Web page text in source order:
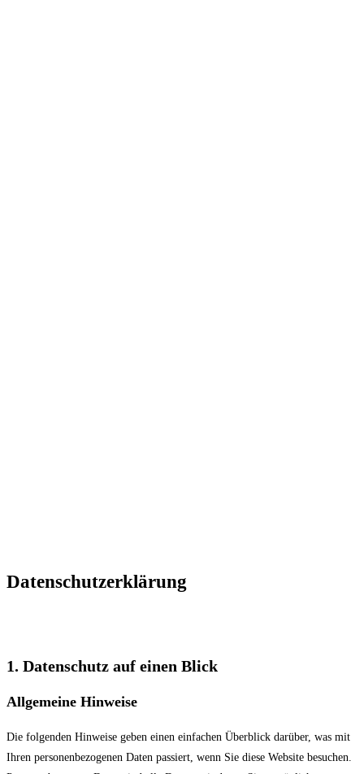
Datenschutz­erklärung
1. Datenschutz auf einen Blick
Allgemeine Hinweise
Die folgenden Hinweise geben einen einfachen Überblick darüber, was mit
Ihren personenbezogenen Daten passiert, wenn Sie diese Website besuchen.